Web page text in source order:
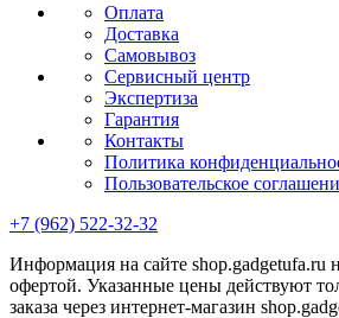
Оплата
Доставка
Самовывоз
Сервисный центр
Экспертиза
Гарантия
Контакты
Политика
Пользовательское
+7 (962) 522-32-32
Информация на сайте shop.gadgetufa.ru
офертой. Указанные цены действуют
заказа через интернет-магазин